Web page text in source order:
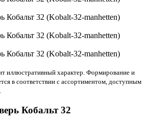
иллюстративный характер. Формирование и
в соответствии с ассортиментом, доступным
Кобальт 32